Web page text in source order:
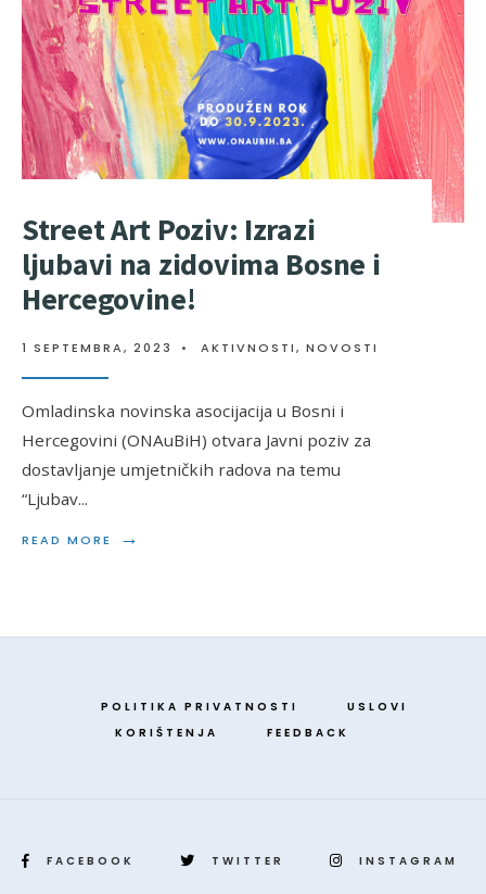
Street Art Poziv: Izrazi
ljubavi na zidovima Bosne i
Hercegovine!
1 SEPTEMBRA, 2023 • AKTIVNOSTI, NOVOSTI
Omladinska novinska asocijacija u Bosni i
Hercegovini (ONAuBiH) otvara Javni poziv za
dostavljanje umjetničkih radova na temu
“Ljubav...
READ MORE →
POLITIKA PRIVATNOSTI
USLOVI
KORIŠTENJA
FEEDBACK
FACEBOOK TWITTER INSTAGRAM